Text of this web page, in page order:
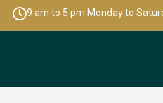
9 am to 5 pm Monday to